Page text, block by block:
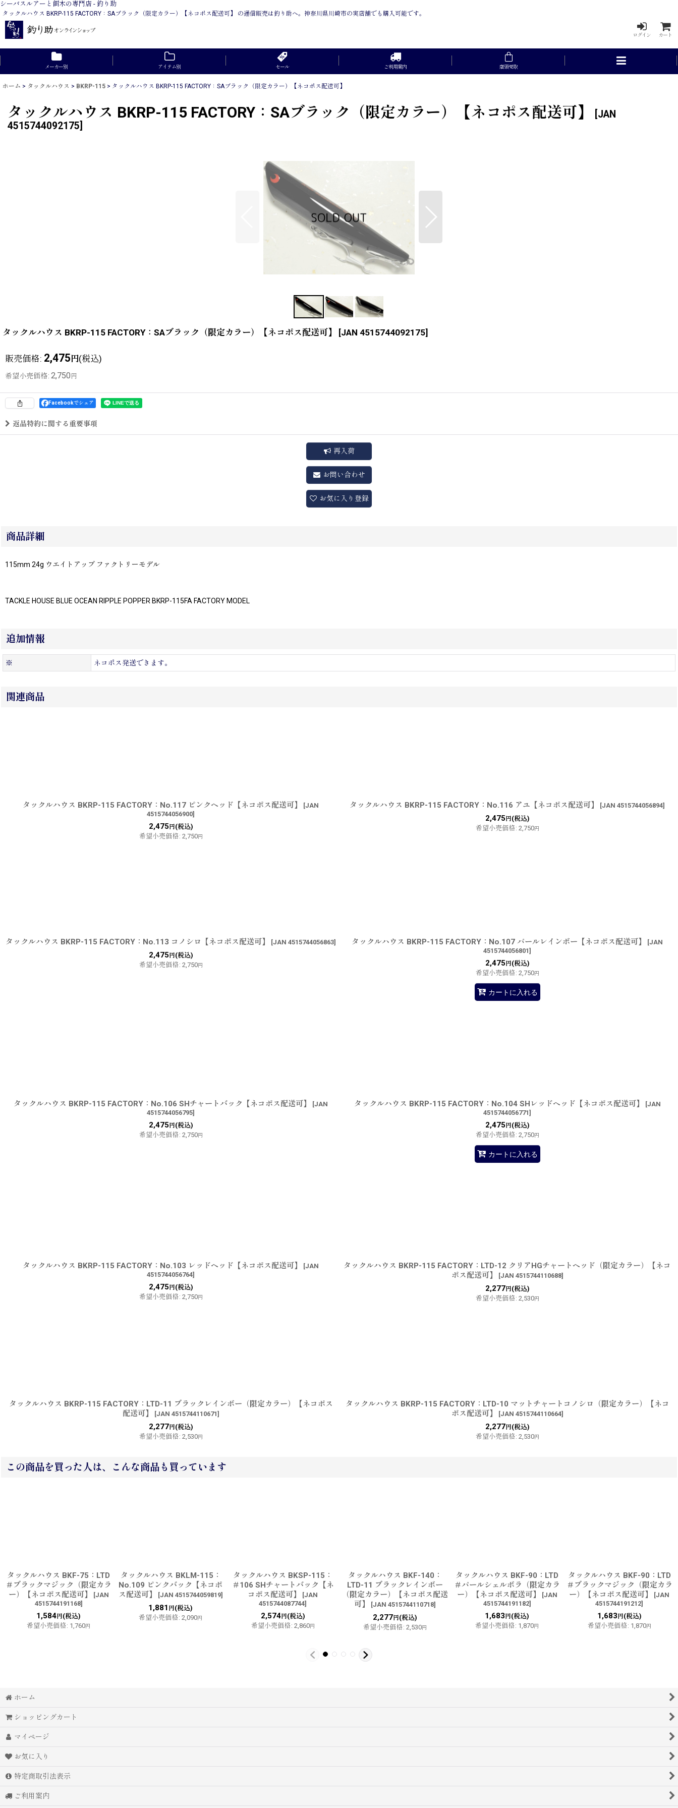
シーバスルアーと餌木の専門店 - 釣り助
タックルハウス BKRP-115 FACTORY：SAブラック（限定カラー）【ネコポス配送可】 の通信販売は釣り助へ。神奈川県川崎市の実店舗でも購入可能です。
ログイン カート
メーカー別 アイテム別 セール ご利用案内 店頭受取
ホーム > タックルハウス > BKRP-115 > タックルハウス BKRP-115 FACTORY：SAブラック（限定カラー）【ネコポス配送可】
タックルハウス BKRP-115 FACTORY：SAブラック（限定カラー）【ネコポス配送可】
JAN
4515744092175
タックルハウス BKRP-115 FACTORY：SAブラック（限定カラー）【ネコポス配送可】 [JAN 4515744092175]
販売価格: 2,475円(税込)
希望小売価格: 2,750 円
Facebookでシェア
返品特約に関する重要事項
再入荷
お問い合わせ
お気に入り登録
商品詳細
115mm 24g ウエイトアップ ファクトリーモデル
TACKLE HOUSE BLUE OCEAN RIPPLE POPPER BKRP-115FA FACTORY MODEL
追加情報
※ ネコポス発送できます。
関連商品
タックルハウス BKRP-115 FACTORY：No.117 ピンクヘッド【ネコポス配送可】 [JAN
4515744056900]
2,475 円(税込)
希望小売価格: 2,750円
タックルハウス BKRP-115 FACTORY：No.116 アユ【ネコポス配送可】 [JAN 4515744056894]
2,475 円(税込)
希望小売価格: 2,750円
タックルハウス BKRP-115 FACTORY：No.113 コノシロ【ネコポス配送可】 [JAN 4515744056863]
2,475 円(税込)
希望小売価格: 2,750円
タックルハウス BKRP-115 FACTORY：No.107 パールレインボー【ネコポス配送可】 [JAN
4515744056801]
2,475 円(税込)
希望小売価格: 2,750円
カートに入れる
タックルハウス BKRP-115 FACTORY：No.106 SHチャートバック【ネコポス配送可】 [JAN
4515744056795]
2,475 円(税込)
希望小売価格: 2,750円
タックルハウス BKRP-115 FACTORY：No.104 SHレッドヘッド【ネコポス配送可】 [JAN
4515744056771]
2,475 円(税込)
希望小売価格: 2,750円
カートに入れる
タックルハウス BKRP-115 FACTORY：No.103 レッドヘッド【ネコポス配送可】 [JAN
4515744056764]
2,475 円(税込)
希望小売価格: 2,750円
タックルハウス BKRP-115 FACTORY：LTD-12 クリアHGチャートヘッド（限定カラー）【ネコ
ポス配送可】
[JAN 4515744110688]
2,277円(税込)
希望小売価格: 2,530円
タックルハウス BKRP-115 FACTORY：LTD-11 ブラックレインボー（限定カラー）【ネコポス
配送可】
[JAN 4515744110671]
2,277円(税込)
希望小売価格: 2,530円
タックルハウス BKRP-115 FACTORY：LTD-10 マットチャートコノシロ（限定カラー）【ネコ
ポス配送可】
[JAN 4515744110664]
2,277円(税込)
希望小売価格: 2,530円
この商品を買った人は、こんな商品も買っています
タックルハウス BKF-75：LTD
＃ブラックマジック（限定カラ
ー）【ネコポス配送可】
[JAN
4515744191168]
1,584 円(税込)
希望小売価格: 1,760円
タックルハウス BKLM-115：
No.109 ピンクバック【ネコポ
ス配送可】
[JAN 4515744059819]
1,881 円(税込)
希望小売価格: 2,090円
タックルハウス BKSP-115：
＃106 SHチャートバック【ネ
コポス配送可】
[JAN
4515744087744]
2,574円(税込)
希望小売価格: 2,860円
タックルハウス BKF-140：
LTD-11 ブラックレインボー
（限定カラー）【ネコポス配送
可】
[JAN 4515744110718]
2,277 円(税込)
希望小売価格: 2,530円
タックルハウス BKF-90：LTD
＃パールシェルボラ（限定カラ
ー）【ネコポス配送可】
[JAN
4515744191182]
1,683 円(税込)
希望小売価格: 1,870円
タックルハウス BKF-90：LTD
＃ブラックマジック（限定カラ
ー）【ネコポス配送可】
[JAN
4515744191212]
1,683 円(税込)
希望小売価格: 1,870円
ホーム
ショッピングカート
マイページ
お気に入り
特定商取引法表示
ご利用案内